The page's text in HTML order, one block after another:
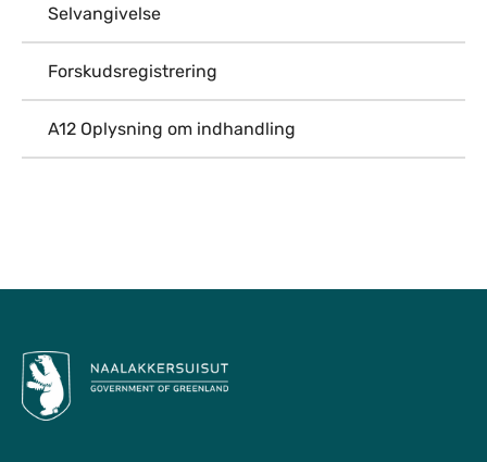
Selvangivelse
Forskudsregistrering
A12 Oplysning om indhandling